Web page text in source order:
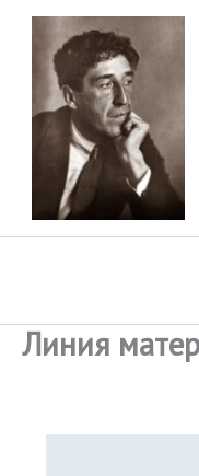
Перейти
содержимому
Линия